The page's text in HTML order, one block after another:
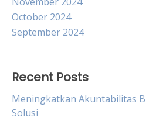
October 2024
September 2024
Recent Posts
Meningkatkan Akuntabilitas
Solusi